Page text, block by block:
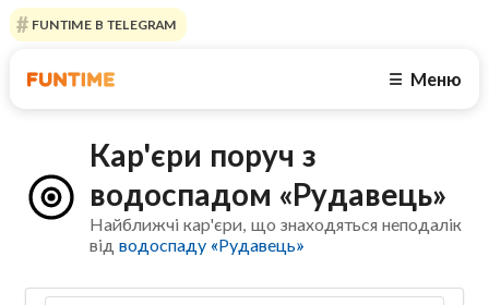
FUNTIME В TELEGRAM
☰ Меню
Кар'єри поруч з
водоспадом «Рудавець»
Найближчі кар'єри, що знаходяться неподалік
відводоспаду «Рудавець»